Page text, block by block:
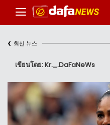
‹ 최신 뉴스
เขียนโดย: Kr._.DaFaNeWs